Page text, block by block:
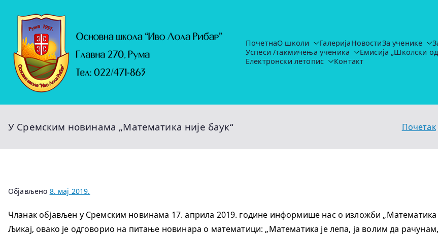
садржај
Основна школа "Иво Лола Рибар"
https://ruma.rs/vesti/ulaganja-u-obrazovanje-u-rumi-
ПочетнаО школи ГалеријаНовостиЗа ученике
Успеси /такмичења ученика
Емисија „Школски
Електронски летопис
Контакт
У Сремским новинама „Математика није баук“ Почетак
Објављено 8. мај 2019.
Чланак објављен у Сремским новинама 17. априла 2019. године информише нас о изложби
Љикај, овако је одговорио на питање новинара о математици: „Математика је лепа, ја волим да